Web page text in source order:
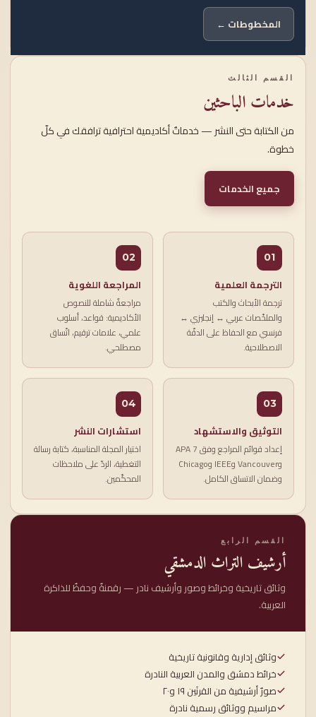
المخطوطات ←
القسم الثالث
خدمات الباحثين
من الكتابة حتى النشر — خدماتٌ أكاديمية احترافية ترافقك في كلّ
خطوة.
جميع الخدمات
01
الترجمة العلمية
ترجمة الأبحاث والكتب
والملخّصات عربي ↔ إنجليزي ↔
فرنسي مع الحفاظ على الدقّة
الاصطلاحية.
02
المراجعة اللغوية
مراجعةٌ شاملة للنصوص
الأكاديمية: قواعد، أسلوب
علمي، علامات ترقيم، اتّساق
مصطلحي.
03
التوثيق والاستشهاد
إعداد قوائم المراجع وفق APA 7
وVancouver وIEEE وChicago
وضمان الاتساق الكامل.
04
استشارات النشر
اختيار المجلة المناسبة، كتابة رسالة
التغطية، الردّ على ملاحظات
المحكّمين.
القسم الرابع
أرشيف التراث الدمشقي
وثائق تاريخية وخرائط وصور وأرشيف نادر — رقمنةٌ وحفظٌ للذاكرة
العربية.
وثائق إدارية وقانونية تاريخية
خرائط دمشق والمدن العربية النادرة
صورٌ أرشيفية من القرنَين ١٩ و٢٠
مراسيم ووثائق رسمية نادرة